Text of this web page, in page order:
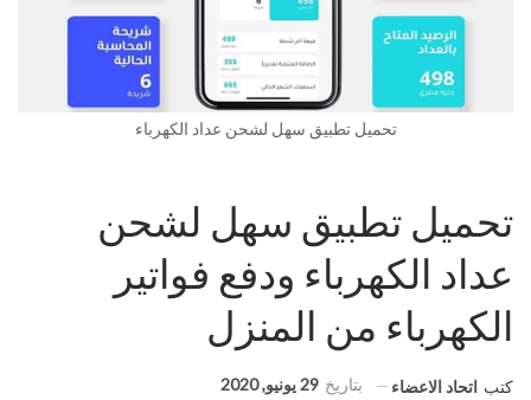
تحميل تطبيق سهل لشحن عداد الكهرباء
تحميل تطبيق سهل لشحن
عداد الكهرباء ودفع فواتير
الكهرباء من المنزل
كتب اتحاد الاعضاء بتاريخ 29 يونيو, 2020